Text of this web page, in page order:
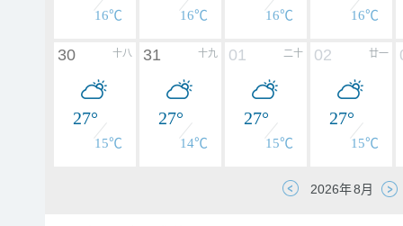
16℃ 16℃ 16℃ 16℃
十八
30
27°
15℃
十九
31
27°
14℃
二十
01
27°
15℃
廿一
02
27°
15℃